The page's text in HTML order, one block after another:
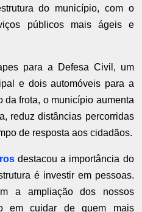
do município, com o
públicos mais ágeis e
para a Defesa Civil, um
e dois automóveis para a
da frota, o município aumenta
reduz distâncias percorridas
de resposta aos cidadãos.
destacou a importância do
é investir em pessoas.
a ampliação dos nossos
em cuidar de quem mais